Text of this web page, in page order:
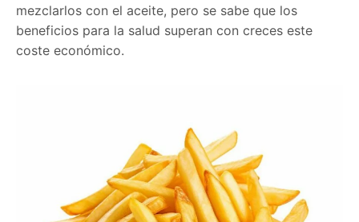
mezclarlos con el aceite, pero se sabe que los
beneficios para la salud superan con creces este
coste económico.